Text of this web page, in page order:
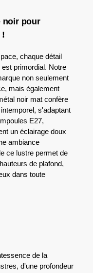
noir pour
!
chaque détail
primordial. Notre
non seulement
mais également
noir mat confère
s'adaptant
E27,
un éclairage doux
ambiance
ce lustre permet de
de plafond,
dans toute
de la
d'une profondeur